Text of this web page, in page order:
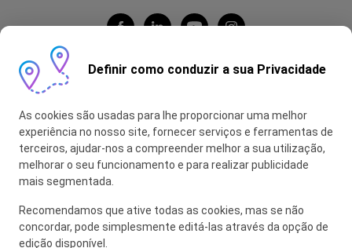
Honda Portugal Automóveis
Contas Feitas
myHONDA
Glossário
Definir como conduzir a sua Privacidade
As cookies são usadas para lhe proporcionar uma melhor
experiência no nosso site, fornecer serviços e ferramentas de
terceiros, ajudar-nos a compreender melhor a sua utilização,
melhorar o seu funcionamento e para realizar publicidade
mais segmentada.
Recomendamos que ative todas as cookies, mas se não
concordar, pode simplesmente editá-las através da opção de
edição disponível.